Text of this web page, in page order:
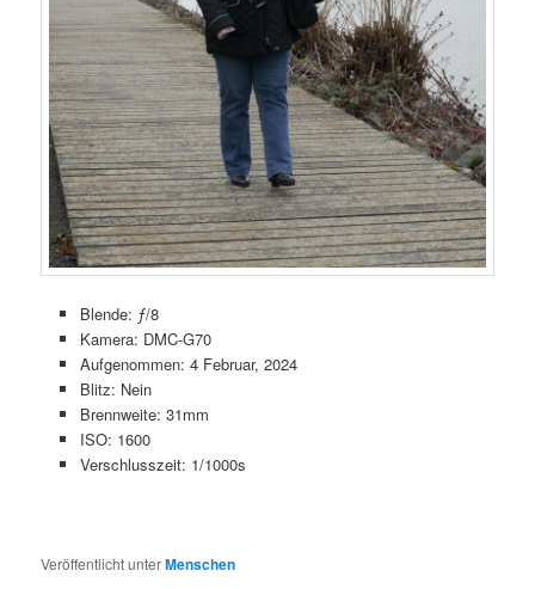
Blende: ƒ/8
Kamera: DMC-G70
Aufgenommen: 4 Februar, 2024
Blitz: Nein
Brennweite: 31mm
ISO: 1600
Verschlusszeit: 1/1000s
Veröffentlicht unterMenschen